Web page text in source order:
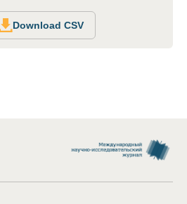
Download CSV